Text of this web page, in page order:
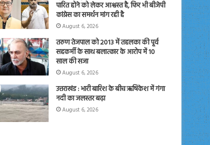
पारित होने को लेकर आश्वस्त है, फिर भी बीजेपी
कांग्रेस का समर्थन मांग रही है
August 6, 2026
तरुण तेजपाल को 2013 में तहलका की पूर्व
सहकर्मी के साथ बलात्कार के आरोप में 10
साल की सजा
August 6, 2026
उत्तराखंड : भारी बारिश के बीच ऋषिकेश में गंगा
नदी का जलस्तर बढ़ा
August 6, 2026